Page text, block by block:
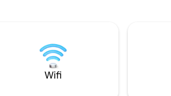
séjour agréable ! 😊✨ Posez vos
questions, partagez vos besoins, nous
sommes là pour vous aider.
Wifi